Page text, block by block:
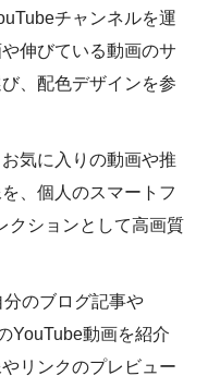
チャンネルを運
伸びている動画のサ
、配色デザインを参
お気に入りの動画や推
、個人のスマートフ
クションとして高画質
分のブログ記事や
YouTube動画を紹介
リンクのプレビュー